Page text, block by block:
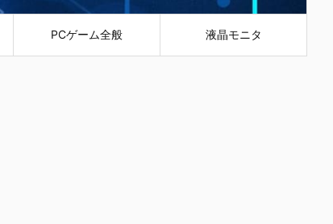
PCゲーム全般 液晶モニタ